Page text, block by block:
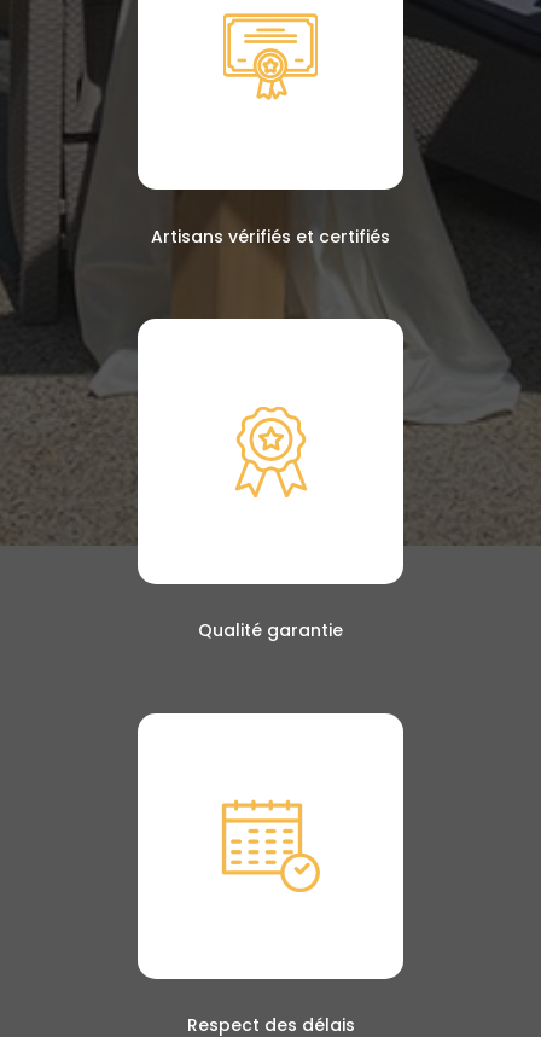
Artisans vérifiés et certifiés
Qualité garantie
Respect des délais